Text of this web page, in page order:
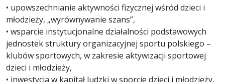
• upowszechnianie aktywności fizycznej wśród dzieci i
młodzieży, „wyrównywanie szans”,
• wsparcie instytucjonalne działalności podstawowych
jednostek struktury organizacyjnej sportu polskiego –
klubów sportowych, w zakresie aktywizacji sportowej
dzieci i młodzieży,
• inwestycja w kapitał ludzki w sporcie dzieci i młodzieży,